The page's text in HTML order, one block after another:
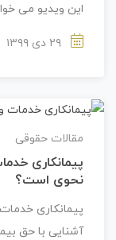
این ویدیو می
۲۹ دی ۱۳۹۹
مقالات حقوقی
پیمانکاری
نحوی است؟
پیمانکاری
آشنایی با حق